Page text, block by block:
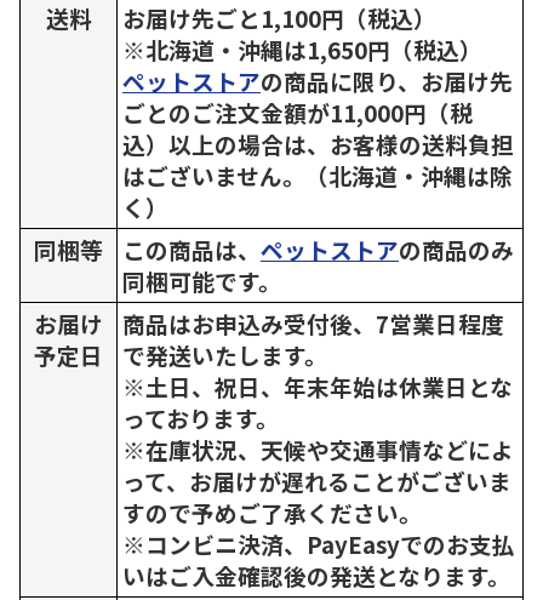
送料
お届け先ごと1,100円（税込）
※北海道・沖縄は1,650円（税込）
ペットストアの商品に限り、お届け先
ごとのご注文金額が11,000円（税
込）以上の場合は、お客様の送料負担
はございません。（北海道・沖縄は除
く）
同梱等
この商品は、 ペットストアの商品のみ
同梱可能です。
お届け
予定日
商品はお申込み受付後、7営業日程度
で発送いたします。
※土日、祝日、年末年始は休業日とな
っております。
※在庫状況、天候や交通事情などによ
って、お届けが遅れることがございま
すので予めご了承ください。
※コンビニ決済、PayEasyでのお支払
いはご入金確認後の発送となります。